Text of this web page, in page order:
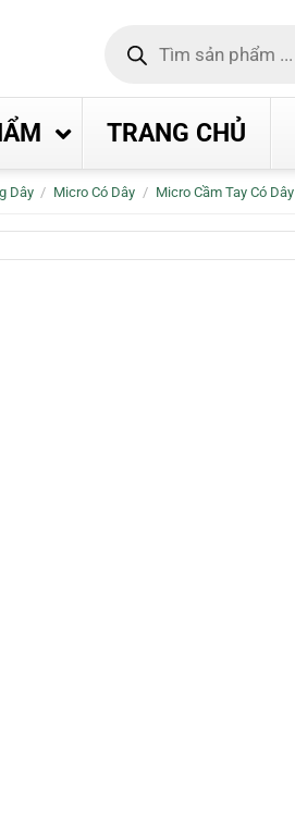
kiếm
TRANG CHỦ
Dây / Micro Có Dây / Micro Cầm Tay Có Dây